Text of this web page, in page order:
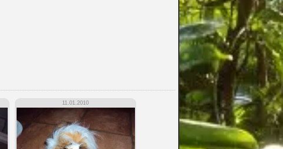
11.01.2010